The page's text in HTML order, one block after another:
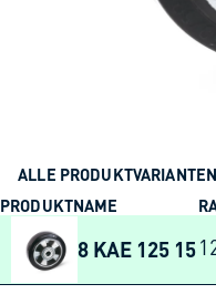
ALLE PRODUKTVARIANTEN
PRODUKTNAME
8 KAE 125 15